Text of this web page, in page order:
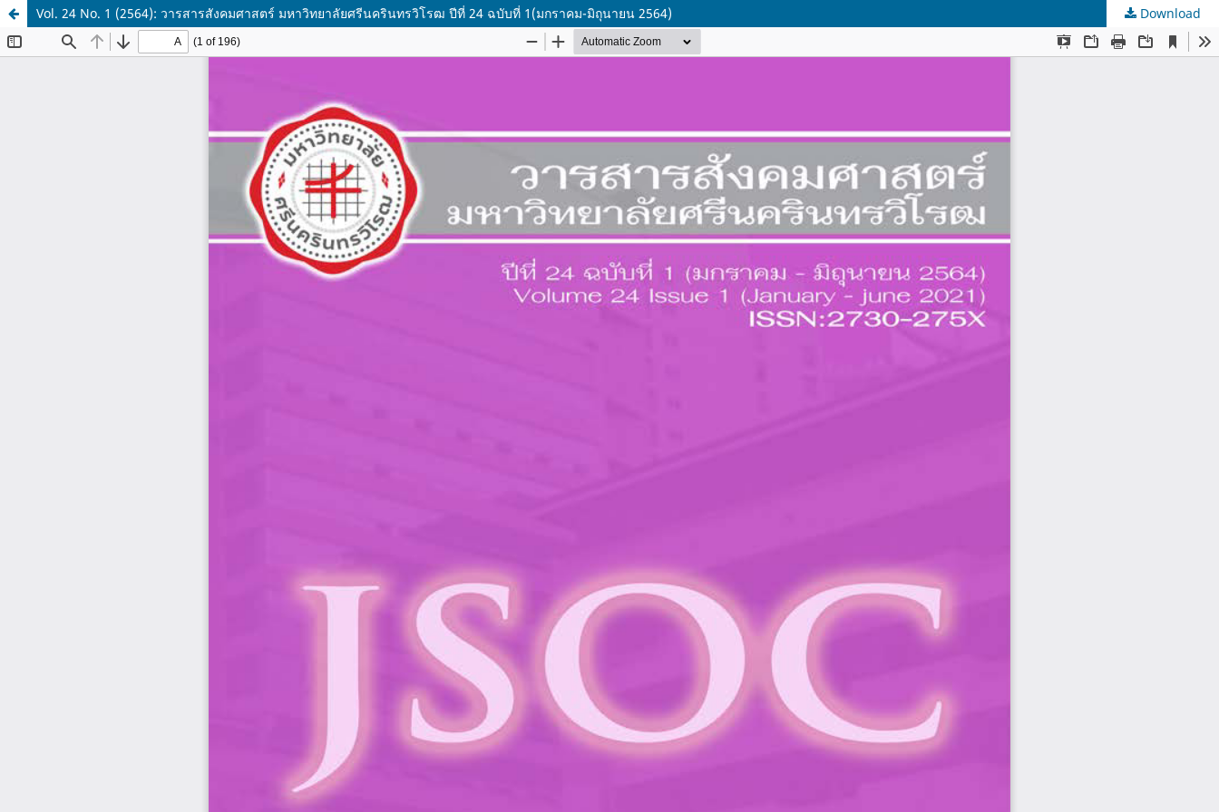
Vol. 24 No. 1 (2564): วารสารสังคมศาสตร์ มหาวิทยาลัยศรีนครินทรวิโรฒ ปีที่ 24 ฉบับที่ 1(มกราคม-มิถุนายน 2564) Download